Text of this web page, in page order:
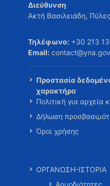
Διεύθυνση
Ακτή Βασιλειάδη,
Τηλέφωνο: +30 213
Email:
Προστασία
χαρακτήρα
Πολιτική για
Δήλωση
Όροι χρήσης
ΟΡΓΑΝΩΣΗ-ΙΣΤΟΡΙΑ